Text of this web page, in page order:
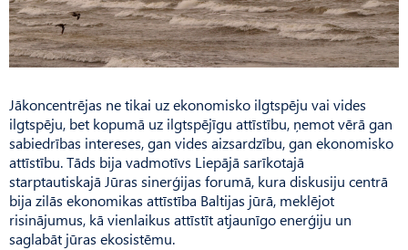
Jākoncentrējas ne tikai uz ekonomisko ilgtspēju vai vides
ilgtspēju, bet kopumā uz ilgtspējīgu attīstību, ņemot vērā gan
sabiedrības intereses, gan vides aizsardzību, gan ekonomisko
attīstību. Tāds bija vadmotīvs Liepājā sarīkotajā
starptautiskajā Jūras sinerģijas forumā, kura diskusiju centrā
bija zilās ekonomikas attīstība Baltijas jūrā, meklējot
risinājumus, kā vienlaikus attīstīt atjaunīgo enerģiju un
saglabāt jūras ekosistēmu.